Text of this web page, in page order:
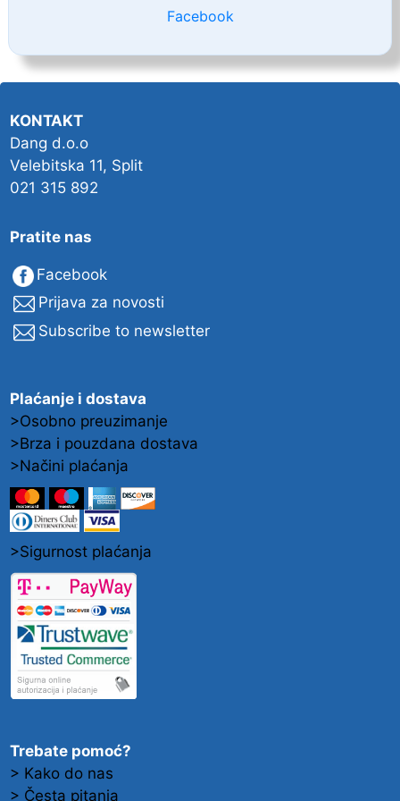
Facebook
KONTAKT
Dang d.o.o
Velebitska 11, Split
021 315 892
Pratite nas
Facebook
Prijava za novosti
Subscribe to newsletter
Plaćanje i dostava
>Osobno preuzimanje
>Brza i pouzdana dostava
>Načini plaćanja
>Sigurnost plaćanja
Trebate pomoć?
> Kako do nas
> Česta pitanja